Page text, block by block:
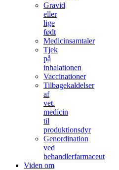
Gravid
eller
lige
født
Medicinsamtaler
Tjek
på
inhalationen
Vaccinationer
Tilbagekaldelser
af
vet.
medicin
til
produktionsdyr
Genordination
ved
behandlerfarmaceut
Viden om